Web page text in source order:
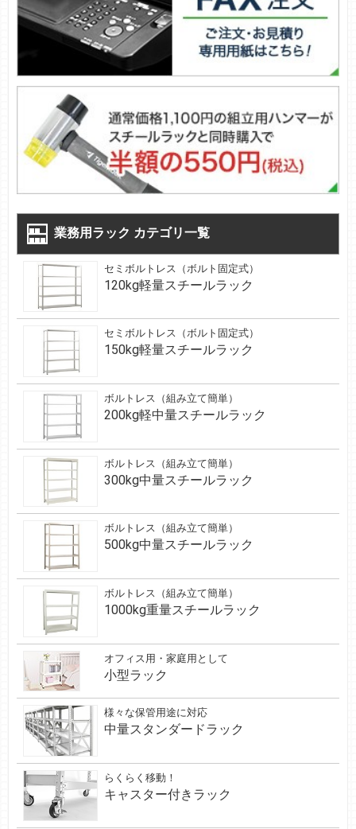
業務用ラック カテゴリ一覧
セミボルトレス（ボルト固定式）
120kg軽量スチールラック
セミボルトレス（ボルト固定式）
150kg軽量スチールラック
ボルトレス（組み立て簡単）
200kg軽中量スチールラック
ボルトレス（組み立て簡単）
300kg中量スチールラック
ボルトレス（組み立て簡単）
500kg中量スチールラック
ボルトレス（組み立て簡単）
1000kg重量スチールラック
オフィス用・家庭用として
小型ラック
様々な保管用途に対応
中量スタンダードラック
らくらく移動！
キャスター付きラック